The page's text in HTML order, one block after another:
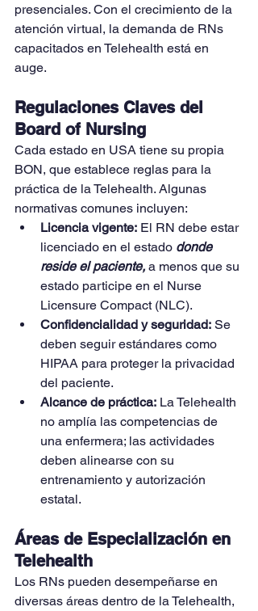
presenciales. Con el crecimiento de la
atención virtual, la demanda de RNs
capacitados en Telehealth está en
auge.
Regulaciones Claves del
Board of Nursing
Cada estado en USA tiene su propia
BON, que establece reglas para la
práctica de la Telehealth. Algunas
normativas comunes incluyen:
Licencia vigente: El RN debe estar
licenciado en el estado donde
reside el paciente, a menos que su
estado participe en el Nurse
Licensure Compact (NLC).
Confidencialidad y seguridad: Se
deben seguir estándares como
HIPAA para proteger la privacidad
del paciente.
Alcance de práctica: La Telehealth
no amplía las competencias de
una enfermera; las actividades
deben alinearse con su
entrenamiento y autorización
estatal.
Áreas de Especialización en
Telehealth
Los RNs pueden desempeñarse en
diversas áreas dentro de la Telehealth,